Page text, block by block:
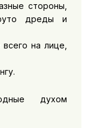
стороны,
дреды и
на лице,
духом